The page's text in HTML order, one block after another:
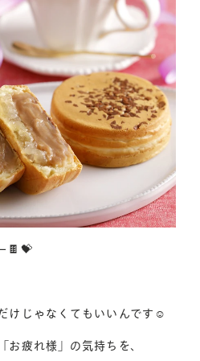
のこだわり
🍫💝
けじゃなくてもいいんです☺️
お疲れ様」の気持ちを、